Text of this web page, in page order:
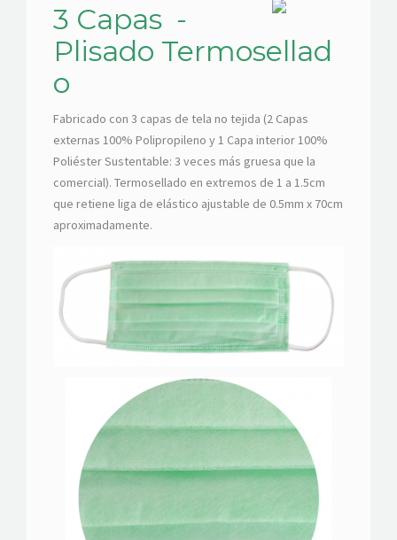
3 Capas -
Plisado Termosellad
o
Fabricado con 3 capas de tela no tejida (2 Capas
externas 100% Polipropileno y 1 Capa interior 100%
Poliéster Sustentable: 3 veces más gruesa que la
comercial). Termosellado en extremos de 1 a 1.5cm
que retiene liga de elástico ajustable de 0.5mm x 70cm
aproximadamente.